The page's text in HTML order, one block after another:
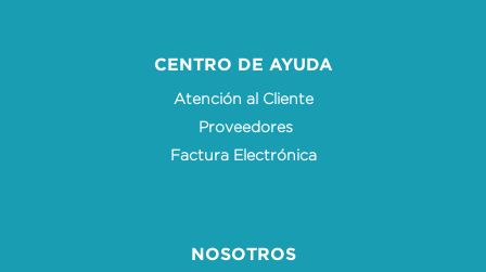
CENTRO DE AYUDA
Atención al Cliente
Proveedores
Factura Electrónica
NOSOTROS